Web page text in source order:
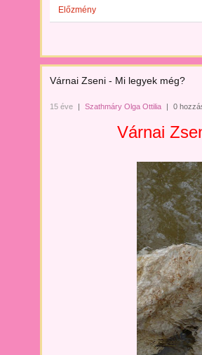
Előzmény
Várnai Zseni - Mi legyek még?
15 éve | Szathmáry Olga Ottilia | 0
Várnai